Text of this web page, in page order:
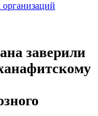
заверили